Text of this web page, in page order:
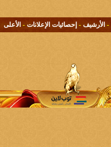
- الأرشيف - إحصائيات الإعلانات - الأعلى